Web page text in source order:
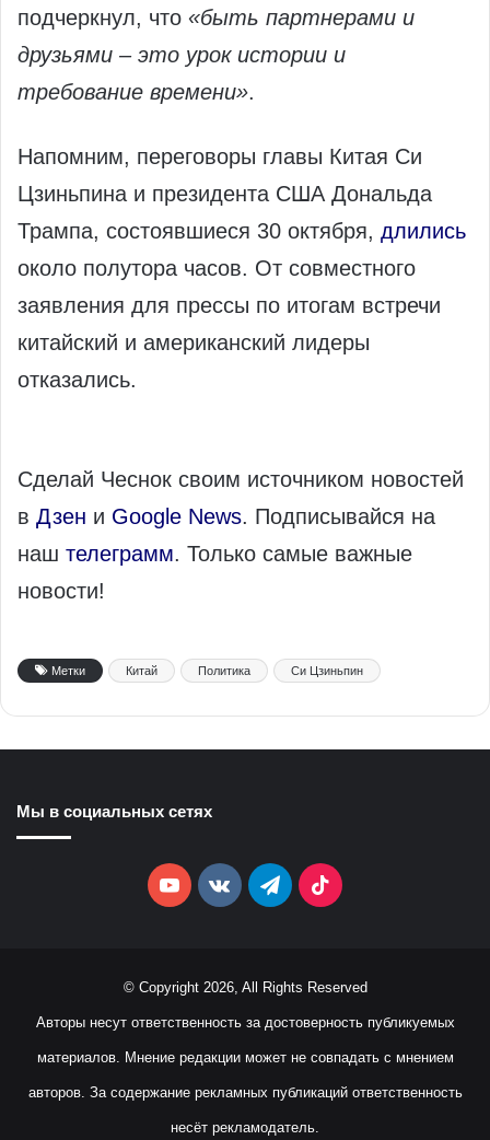
подчеркнул, что «быть партнерами и
друзьями – это урок истории и
требование времени».
Напомним, переговоры главы Китая Си
Цзиньпина и президента США Дональда
Трампа, состоявшиеся 30 октября, длились
около полутора часов. От совместного
заявления для прессы по итогам встречи
китайский и американский лидеры
отказались.
Сделай Чеснок своим источником новостей
в Дзен и Google News. Подписывайся на
наш телеграмм. Только самые важные
новости!
Метки Китай Политика Си Цзиньпин
Мы в социальных сетях
YouTubevk.comTelegramTikTok
© Copyright 2026, All Rights Reserved
Авторы несут ответственность за достоверность публикуемых
материалов. Мнение редакции может не совпадать с мнением
авторов. За содержание рекламных публикаций ответственность
несёт рекламодатель.